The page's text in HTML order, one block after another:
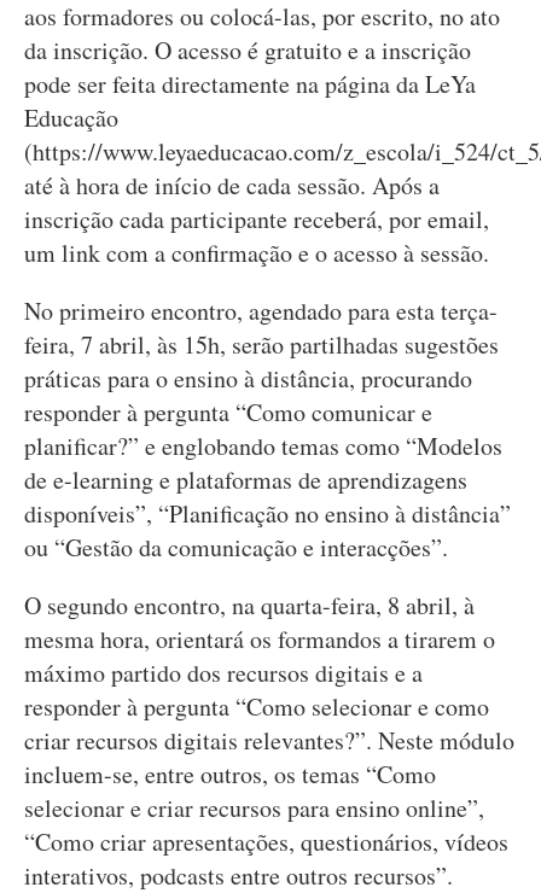
aos formadores ou colocá-las, por escrito, no ato
da inscrição. O acesso é gratuito e a inscrição
pode ser feita directamente na página da LeYa
Educação
(https://www.leyaeducacao.com/z_escola/i_524/
até à hora de início de cada sessão. Após a
inscrição cada participante receberá, por email,
um link com a confirmação e o acesso à sessão.
No primeiro encontro, agendado para esta terça-
feira, 7 abril, às 15h, serão partilhadas sugestões
práticas para o ensino à distância, procurando
responder à pergunta “Como comunicar e
planificar?” e englobando temas como “Modelos
de e-learning e plataformas de aprendizagens
disponíveis”, “Planificação no ensino à distância”
ou “Gestão da comunicação e interacções”.
O segundo encontro, na quarta-feira, 8 abril, à
mesma hora, orientará os formandos a tirarem o
máximo partido dos recursos digitais e a
responder à pergunta “Como selecionar e como
criar recursos digitais relevantes?”. Neste módulo
incluem-se, entre outros, os temas “Como
selecionar e criar recursos para ensino online”,
“Como criar apresentações, questionários, vídeos
interativos, podcasts entre outros recursos”.